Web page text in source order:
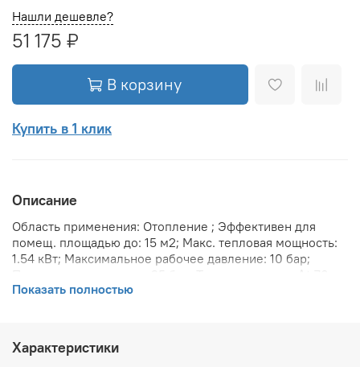
Нашли дешевле?
51 175 ₽
В корзину
Купить в 1 клик
Описание
Область применения: Отопление ; Эффективен для
помещ. площадью до: 15 м2; Макс. тепловая мощность:
1.54 кВт; Максимальное рабочее давление: 10 бар;
1546.8 Вт; Теплоотдача при Δt 60: 1252.96 Вт;
Макс. температура теплоносителя: 110 °С; Межосевое
расстояние: 1 734 мм; Давление опрессовки: 15 бар;
Показать полностью
Характеристики